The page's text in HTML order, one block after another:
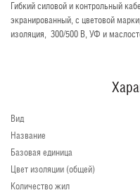
Гибкий силовой и контрольный
экранированный, с цветовой
изоляция, 300/500 В, УФ и
Вид
Название
Базовая единица
Цвет изоляции (общей)
Количество жил